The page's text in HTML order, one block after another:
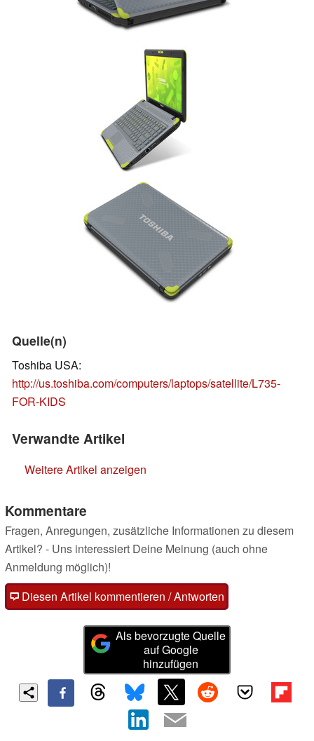
Quelle(n)
Toshiba USA:
http://us.toshiba.com/computers/laptops/satellite/L735-
FOR-KIDS
Verwandte Artikel
Weitere Artikel anzeigen
Kommentare
Fragen, Anregungen, zusätzliche Informationen zu diesem
Artikel? - Uns interessiert Deine Meinung (auch ohne
Anmeldung möglich)!
Diesen Artikel kommentieren / Antworten
Als bevorzugte Quelle
auf Google
hinzufügen